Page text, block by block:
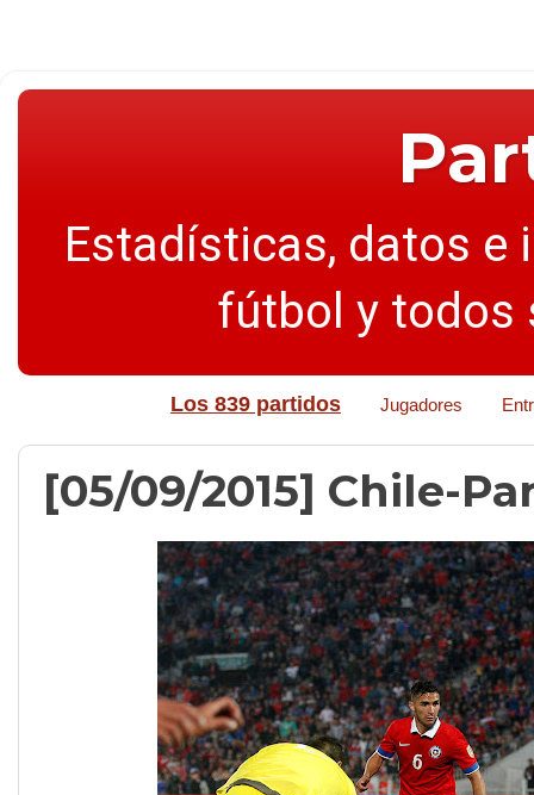
Estadísticas, datos e
fútbol y todos
Los 839 partidos Jugadores
[05/09/2015] Chile-